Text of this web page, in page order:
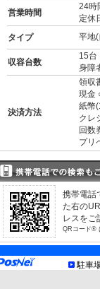
営業時間
24時
定休
タイプ
平地
収容台数
15台
身障
決済方法
領収
現金
紙幣
クレ
回数
プリ
制限事項
RV ○
外車 ○
幅
長
重量
お知らせ
[葛飾
携帯電話
た右の
レスをご
QRコード®
駐車